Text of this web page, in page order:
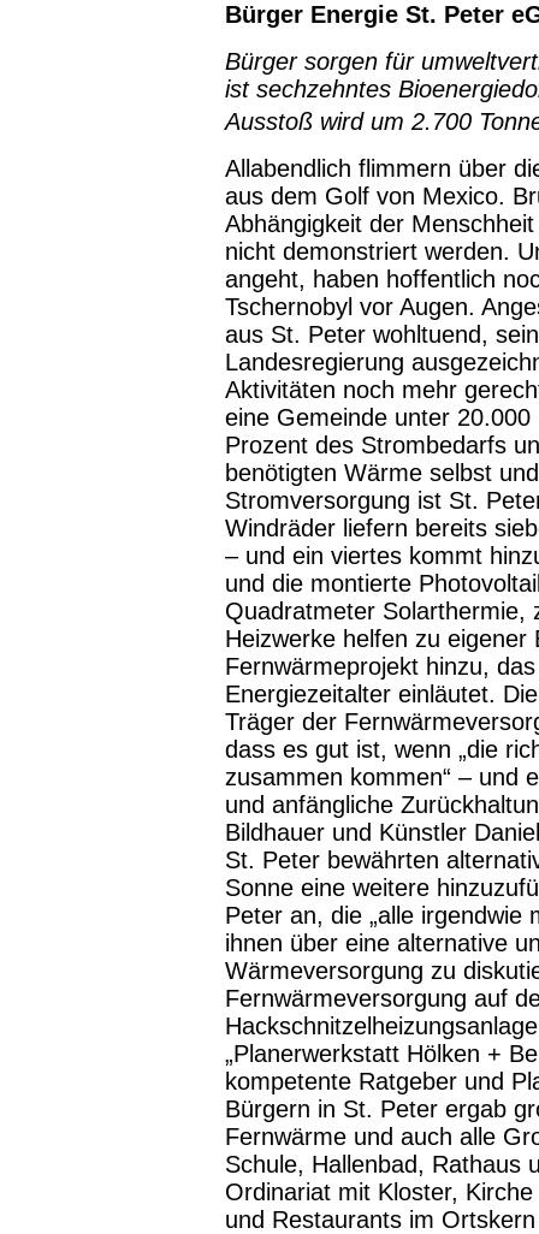
Bürger Energie St. Peter
Bürger sorgen für
ist sechzehntes
Ausstoß wird um 2.700
Allabendlich flimmern über
aus dem Golf von Mexico.
Abhängigkeit der
nicht demonstriert werden.
angeht, haben hoffentlich
Tschernobyl vor Augen.
aus St. Peter wohltuend,
Landesregierung
Aktivitäten noch mehr
eine Gemeinde unter
Prozent des Strombedarfs
benötigten Wärme selbst
Stromversorgung ist St.
Windräder liefern bereits
– und ein viertes kommt
und die montierte
Quadratmeter Solarthermie,
Heizwerke helfen zu
Fernwärmeprojekt hinzu,
Energiezeitalter einläutet.
Träger der
dass es gut ist, wenn „die
zusammen kommen“ – und
und anfängliche
Bildhauer und Künstler
St. Peter bewährten
Sonne eine weitere
Peter an, die „alle irgendwie
ihnen über eine alternative
Wärmeversorgung zu
Fernwärmeversorgung auf
„Planerwerkstatt Hölken +
kompetente Ratgeber und
Bürgern in St. Peter ergab
Fernwärme und auch alle
Schule, Hallenbad, Rathaus
Ordinariat mit Kloster,
und Restaurants im